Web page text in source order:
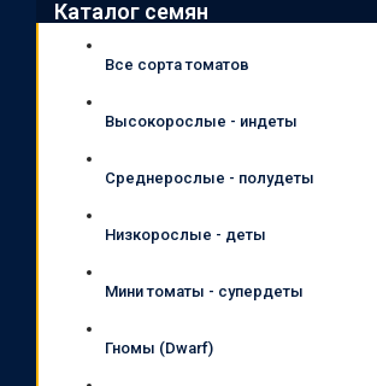
Каталог семян
Все сорта томатов
Высокорослые - индеты
Среднерослые - полудеты
Низкорослые - деты
Мини томаты - супердеты
Гномы (Dwarf)